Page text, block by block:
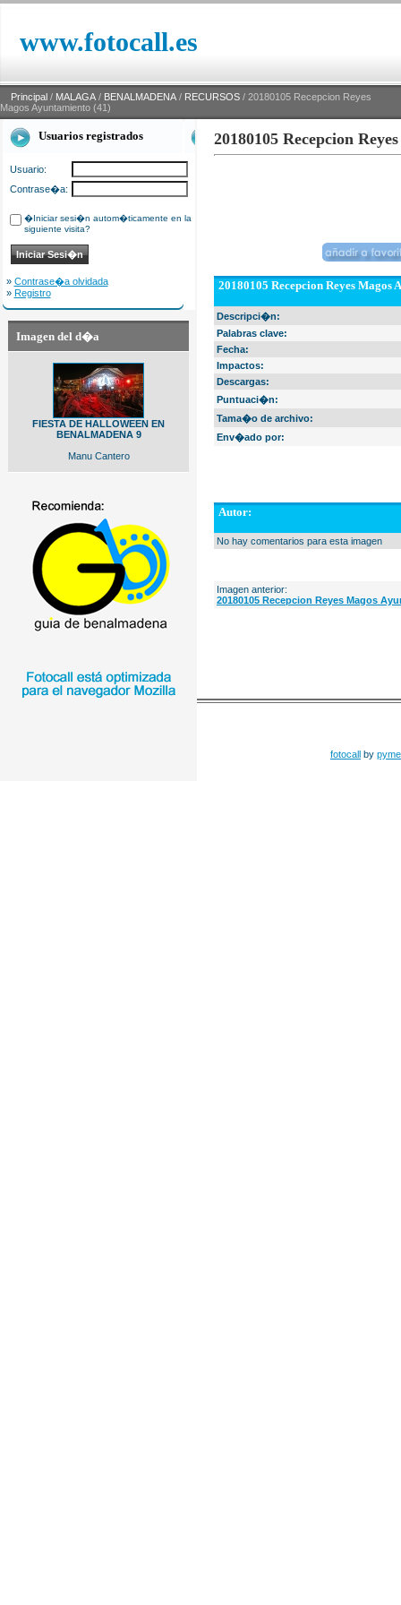
www.fotocall.es
Principal / MALAGA / BENALMADENA / RECURSOS / 20180105 Recepcion Reyes
Magos Ayuntamiento (41)
Usuarios registrados
Usuario:
Contrase�a:
�Iniciar sesi�n autom�ticamente en la
siguiente visita?
» Contrase�a olvidada
» Registro
Imagen del d�a
FIESTA DE HALLOWEEN EN
BENALMADENA 9
Manu Cantero
20180105 Recepcion
20180105 Recepcion Reyes Magos
Descripci�n:
Palabras clave:
Fecha:
Impactos:
Descargas:
Puntuaci�n:
Tama�o de archivo:
Env�ado por:
Autor:
No hay comentarios para esta imagen
Imagen anterior:
20180105 Recepcion Reyes Magos
fotocall by